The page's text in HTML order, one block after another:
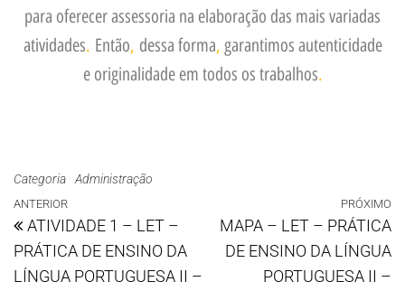
para oferecer assessoria na elaboração das mais variadas
atividades. Então, dessa forma, garantimos autenticidade
e originalidade em todos os trabalhos.
Categoria Administração
ANTERIOR
ATIVIDADE 1 – LET –
PRÁTICA DE ENSINO DA
LÍNGUA PORTUGUESA II –
PRÓXIMO
MAPA – LET – PRÁTICA
DE ENSINO DA LÍNGUA
PORTUGUESA II –